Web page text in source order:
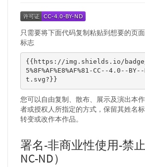
只需要将下面代码复制粘贴到想要的页
标志
{{https://img.shields.io/badge/
5%8F%AF%E8%AF%81-CC--4.0--
t.svg?}}
您可以自由复制、散布、展示及演出本
者或授权人所指定的方式，保留其姓名标
转变或改作本作品。
署名-非商业性使用-禁
NC-ND）